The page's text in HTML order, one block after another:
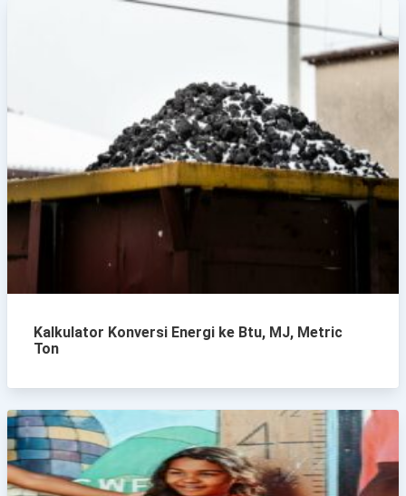
Kalkulator Konversi Energi ke Btu, MJ, Metric
Ton